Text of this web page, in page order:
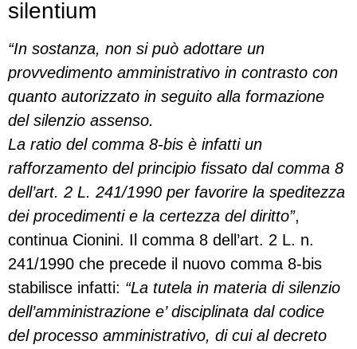
silentium
“In sostanza, non si può adottare un
provvedimento amministrativo in contrasto con
quanto autorizzato in seguito alla formazione
del silenzio assenso.
La ratio del comma 8-bis è infatti un
rafforzamento del principio fissato dal comma 8
dell’art. 2 L. 241/1990 per favorire la speditezza
dei procedimenti e la certezza del diritto”,
continua Cionini. Il comma 8 dell’art. 2 L. n.
241/1990 che precede il nuovo comma 8-bis
stabilisce infatti: “La tutela in materia di silenzio
dell’amministrazione e’ disciplinata dal codice
del processo amministrativo, di cui al decreto